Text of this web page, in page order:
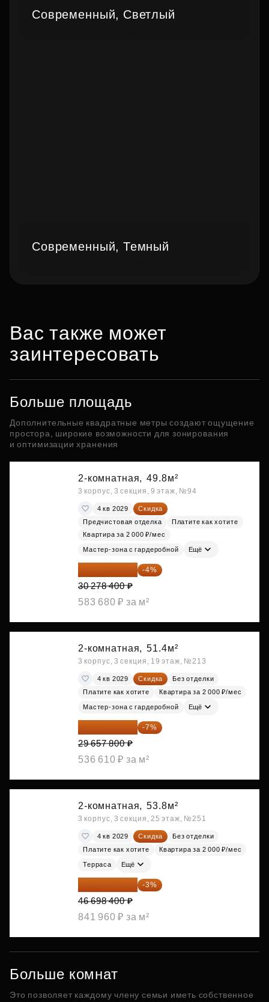
Современный, Светлый
Современный, Темный
Вас также может
заинтересовать
Больше площадь
Дополнительные квадратные метры создают ощущение
простора, широкие возможности для зонирования
и оптимизации хранения
2-комнатная, 49.8м²
3 корпус, 3 секция, 9 этаж, №94
4 кв 2029
Скидка
Предчистовая отделка
Платите как хотите
Квартира за 2 000 ₽/мес
Мастер-зона с гардеробной Ещё
29 067 264 ₽ -4%
30 278 400 ₽
583 680 ₽ за м²
2-комнатная, 51.4м²
3 корпус, 3 секция, 19 этаж, №213
4 кв 2029 Скидка
Без отделки
Платите как хотите
Квартира за 2 000 ₽/мес
Мастер-зона с гардеробной Ещё
27 581 754 ₽ -7%
29 657 800 ₽
536 610 ₽ за м²
2-комнатная, 53.8м²
3 корпус, 3 секция, 25 этаж, №251
4 кв 2029 Скидка
Без отделки
Платите как хотите
Квартира за 2 000 ₽/мес
Терраса Ещё
45 297 448 ₽ -3%
46 698 400 ₽
841 960 ₽ за м²
Больше комнат
Это позволяет каждому члену семьи иметь собственное